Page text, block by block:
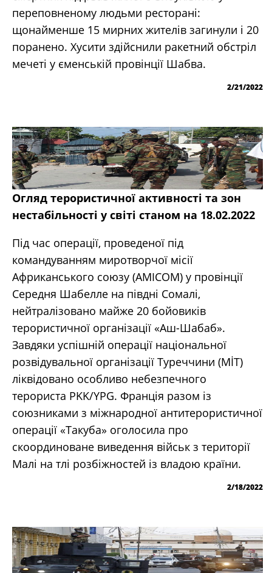
переповненому людьми ресторані:
щонайменше 15 мирних жителів загинули і 20
поранено. Хусити здійснили ракетний обстріл
мечеті у єменській провінції Шабва.
2/21/2022
Огляд терористичної активності та зон
нестабільності у світі станом на 18.02.2022
Під час операції, проведеної під
командуванням миротворчої місії
Африканського союзу (АМІСОМ) у провінції
Середня Шабелле на півдні Сомалі,
нейтралізовано майже 20 бойовиків
терористичної організації «Аш-Шабаб».
Завдяки успішній операції національної
розвідувальної організації Туреччини (MİT)
ліквідовано особливо небезпечного
терориста PKK/YPG. Франція разом із
союзниками з міжнародної антитерористичної
операції «Такуба» оголосила про
скоординоване виведення військ з території
Малі на тлі розбіжностей із владою країни.
2/18/2022